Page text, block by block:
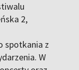
2,
spotkania z
W